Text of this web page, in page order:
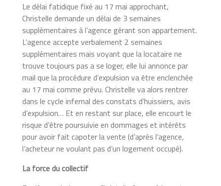
Le délai fatidique fixé au 17 mai approchant,
Christelle demande un délai de 3 semaines
supplémentaires à l’agence gérant son appartement.
L’agence accepte verbalement 2 semaines
supplémentaires mais voyant que la locataire ne
trouve toujours pas a se loger, elle lui annonce par
mail que la procédure d’expulsion va être enclenchée
au 17 mai comme prévu. Christelle va alors rentrer
dans le cycle infernal des constats d’huissiers, avis
d’expulsion… Et en restant sur place, elle encourt le
risque d’être poursuivie en dommages et intérêts
pour avoir fait capoter la vente (d’après l’agence,
l’acheteur ne voulant pas d’un logement occupé).
La force du collectif